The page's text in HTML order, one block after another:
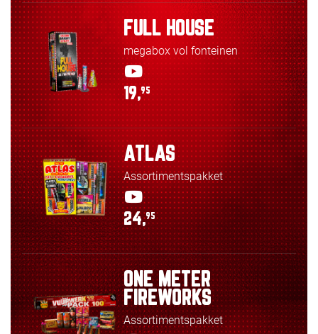
FULL HOUSE
megabox vol fonteinen
19,95
ATLAS
Assortimentspakket
24,95
ONE METER
FIREWORKS
Assortimentspakket